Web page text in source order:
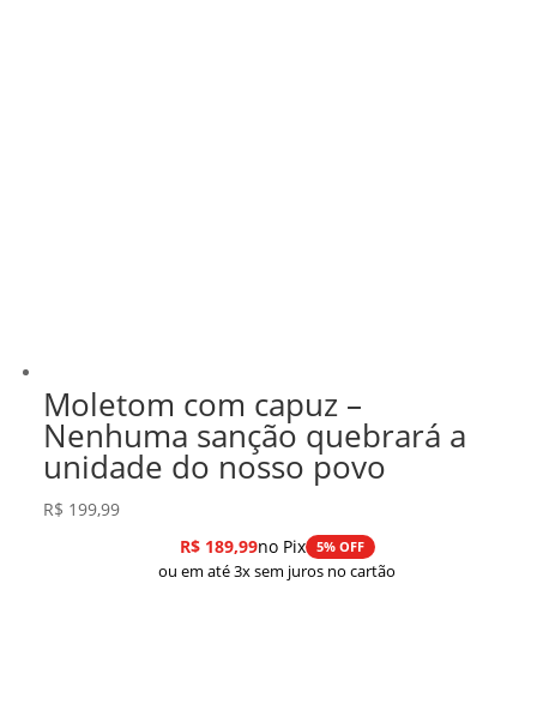
Moletom com capuz –
Nenhuma sanção quebrará a
unidade do nosso povo
R$ 199,99
R$189,99no Pix 5% OFF
ou em até 3x sem juros no cartão